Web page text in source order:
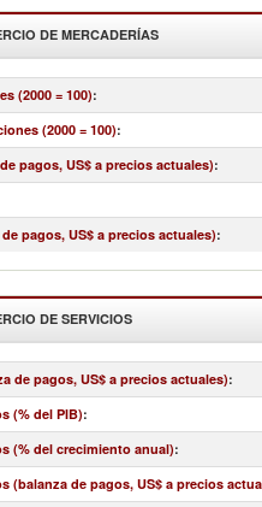
DE MERCADERÍAS
(2000 = 100):
(2000 = 100):
pagos, US$ a precios actuales):
pagos, US$ a precios actuales):
DE SERVICIOS
de pagos, US$ a precios actuales):
(% del PIB):
(% del crecimiento anual):
(balanza de pagos, US$ a precios